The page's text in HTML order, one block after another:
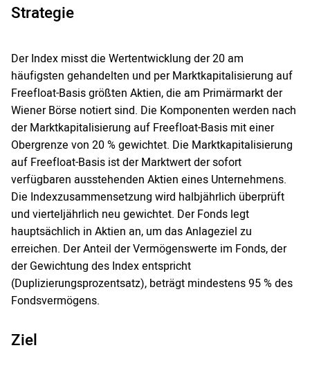
Strategie
Der Index misst die Wertentwicklung der 20 am
häufigsten gehandelten und per Marktkapitalisierung auf
Freefloat-Basis größten Aktien, die am Primärmarkt der
Wiener Börse notiert sind. Die Komponenten werden nach
der Marktkapitalisierung auf Freefloat-Basis mit einer
Obergrenze von 20 % gewichtet. Die Marktkapitalisierung
auf Freefloat-Basis ist der Marktwert der sofort
verfügbaren ausstehenden Aktien eines Unternehmens.
Die Indexzusammensetzung wird halbjährlich überprüft
und vierteljährlich neu gewichtet. Der Fonds legt
hauptsächlich in Aktien an, um das Anlageziel zu
erreichen. Der Anteil der Vermögenswerte im Fonds, der
der Gewichtung des Index entspricht
(Duplizierungsprozentsatz), beträgt mindestens 95 % des
Fondsvermögens.
Ziel